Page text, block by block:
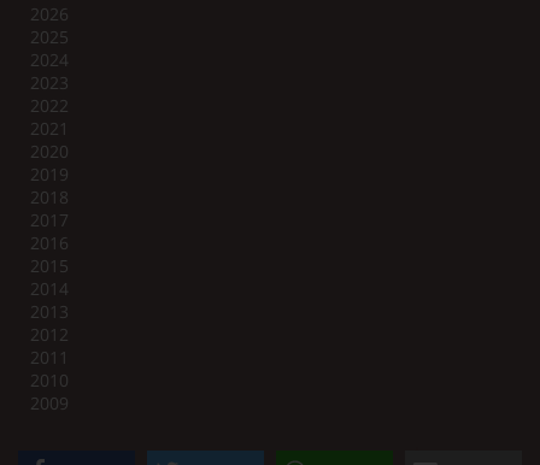
2026
2025
2024
2023
2022
2021
2020
2019
2018
2017
2016
2015
2014
2013
2012
2011
2010
2009